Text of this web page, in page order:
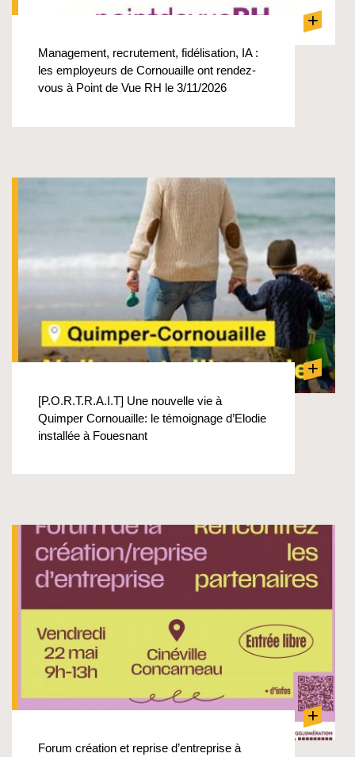
+
Management, recrutement, fidélisation, IA :
les employeurs de Cornouaille ont rendez-
vous à Point de Vue RH le 3/11/2026
+
[P.O.R.T.R.A.I.T] Une nouvelle vie à
Quimper Cornouaille: le témoignage d’Elodie
installée à Fouesnant
+
Forum création et reprise d’entreprise à